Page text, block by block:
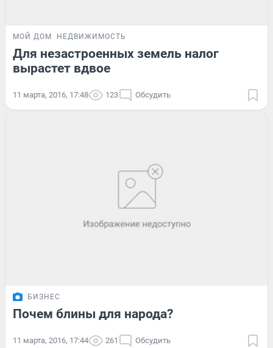
МОЙ ДОМ НЕДВИЖИМОСТЬ
Для незастроенных земель налог
вырастет вдвое
11 марта, 2016, 17:48 123 Обсудить
БИЗНЕС
Почем блины для народа?
11 марта, 2016, 17:44 261 Обсудить